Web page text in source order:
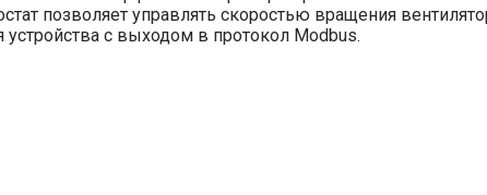
позволяет управлять скоростью вращения
с выходом в протокол Modbus.